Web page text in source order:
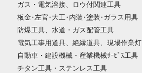
ガス・電気溶接、ロウ付関連工具
板金･左官･大工･内装･塗装･ガラス用具
防爆工具、水道・ガス配管工具
電気工事用道具、絶縁道具、現場作業灯
自動車・建設機械・産業機械ｻｰﾋﾞｽ工具
チタン工具・ステンレス工具